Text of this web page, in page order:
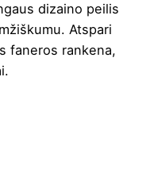
dizaino peilis
Atspari
faneros rankena,